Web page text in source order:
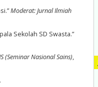
Moderat: Jurnal Ilmiah
Sekolah SD Swasta.”
(Seminar Nasional Sains),